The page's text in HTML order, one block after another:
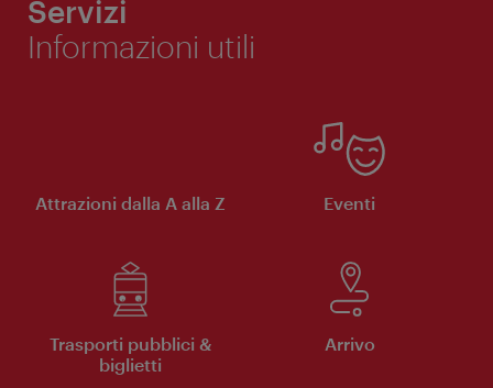
Servizi
Informazioni utili
Attrazioni dalla A alla Z Eventi
Trasporti pubblici &
biglietti
Arrivo